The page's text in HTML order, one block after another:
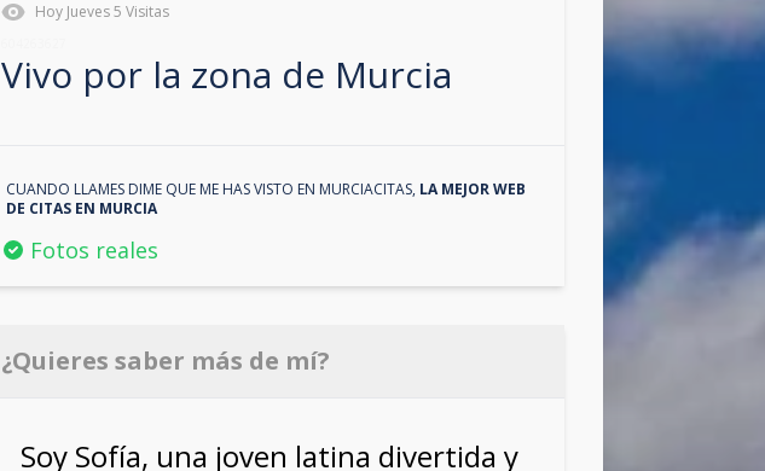
Hoy Jueves5 Visitas
Vivo por la zona de Murcia
CUANDO LLAMES DIME QUE ME HAS VISTO EN MURCIACITAS, LA MEJOR WEB
DE CITAS EN MURCIA
Fotos reales
¿Quieres saber más de mí?
Soy Sofía, una joven latina divertida y